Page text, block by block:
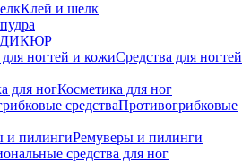
Клей и шелк
Средства для ногтей
Косметика для ног
Противогрибковые
Ремуверы и пилинги